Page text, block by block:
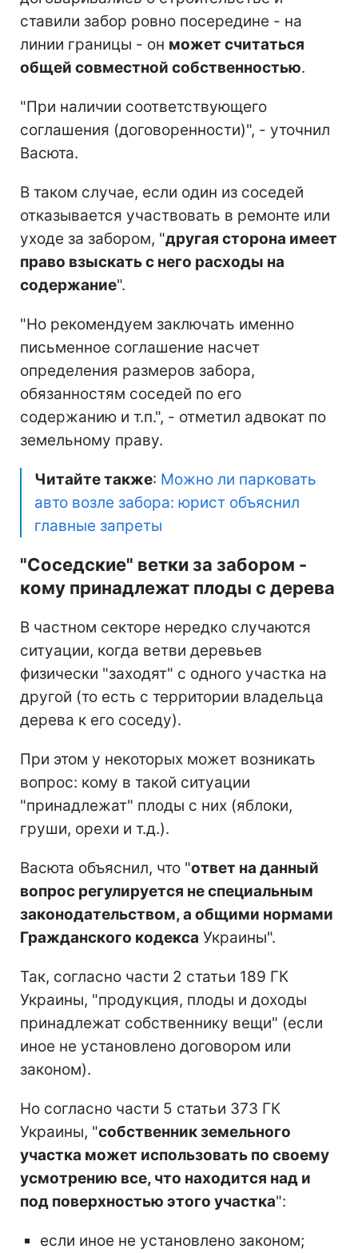
ставили забор ровно посередине - на
линии границы - он может считаться
общей совместной собственностью.
"При наличии соответствующего
соглашения (договоренности)", - уточнил
Васюта.
В таком случае, если один из соседей
отказывается участвовать в ремонте или
уходе за забором, "другая сторона имеет
право взыскать с него расходы на
содержание".
"Но рекомендуем заключать именно
письменное соглашение насчет
определения размеров забора,
обязанностям соседей по его
содержанию и т.п.", - отметил адвокат по
земельному праву.
Читайте также: Можно ли парковать
авто возле забора: юрист объяснил
главные запреты
"Соседские" ветки за забором -
кому принадлежат плоды с дерева
В частном секторе нередко случаются
ситуации, когда ветви деревьев
физически "заходят" с одного участка на
другой (то есть с территории владельца
дерева к его соседу).
При этом у некоторых может возникать
вопрос: кому в такой ситуации
"принадлежат" плоды с них (яблоки,
груши, орехи и т.д.).
Васюта объяснил, что "ответ на данный
вопрос регулируется не специальным
законодательством, а общими нормами
Гражданского кодекса Украины".
Так, согласно части 2 статьи 189 ГК
Украины, "продукция, плоды и доходы
принадлежат собственнику вещи" (если
иное не установлено договором или
законом).
Но согласно части 5 статьи 373 ГК
Украины, "собственник земельного
участка может использовать по своему
усмотрению все, что находится над и
под поверхностью этого участка":
если иное не установлено законом;